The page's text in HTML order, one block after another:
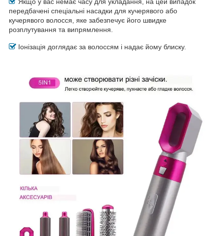
передбачені спеціальні насадки для кучерявого або
кучерявого волосся, яке забезпечує його швидке
розплутування та випрямлення.
Іонізація доглядає за волоссям і надає йому блиску.